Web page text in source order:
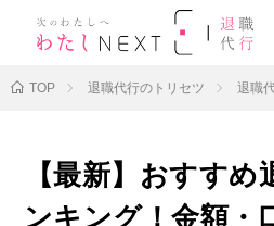
TOP 退職代行のトリセツ 退職
【最新】おすすめ
ンキング！金額・